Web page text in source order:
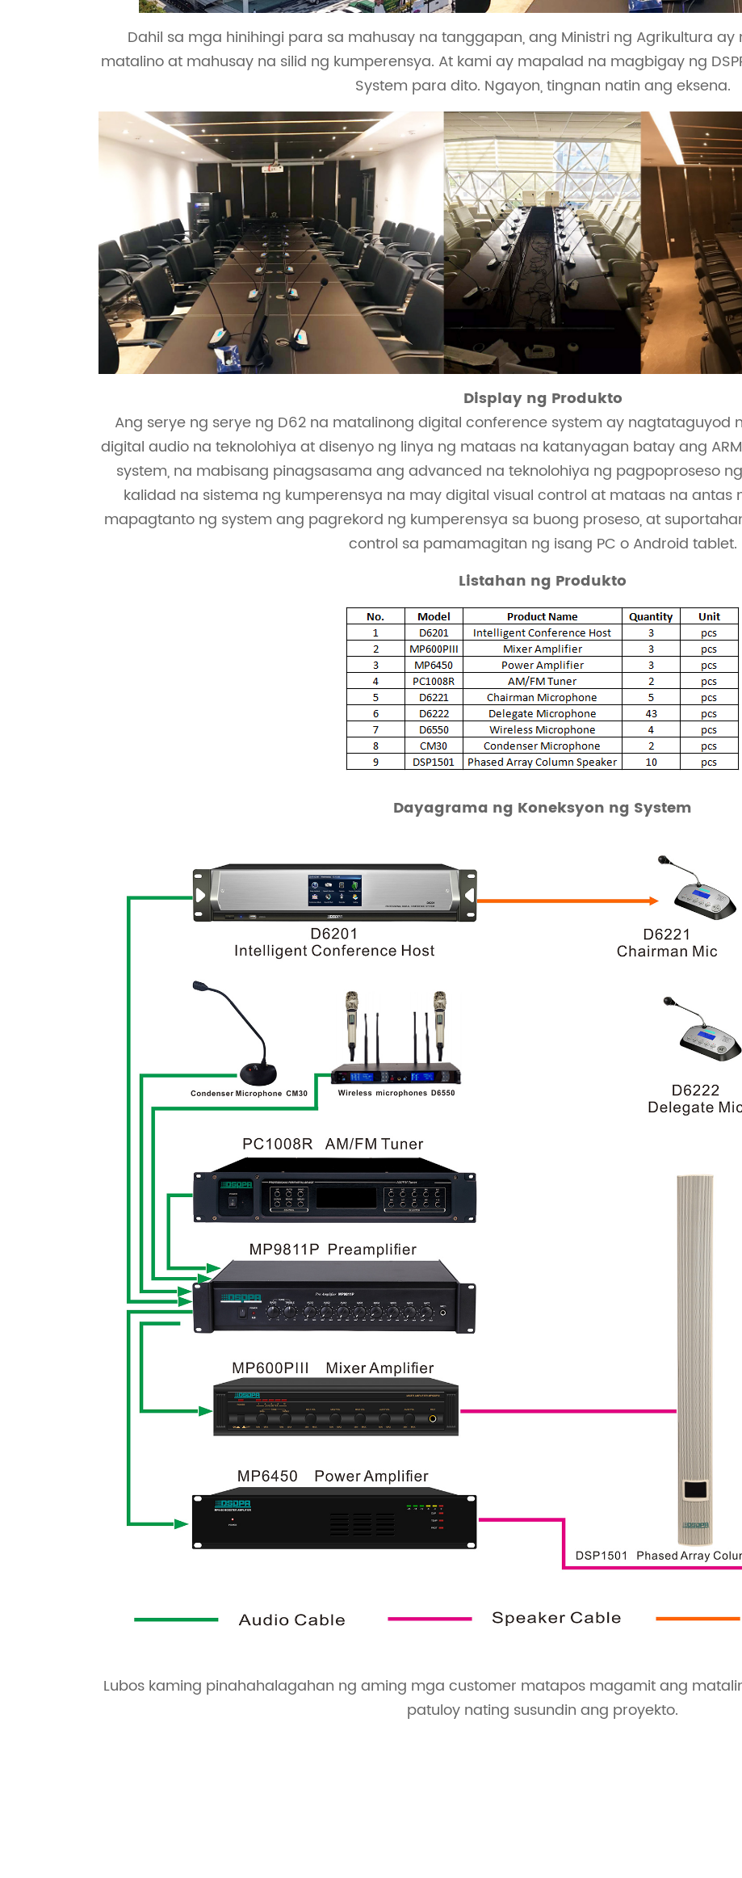
Dahil sa mga hinihingi para sa mahusay na tanggapan, ang Ministri ng Agrikultura
matalino at mahusay na silid ng kumperensya. At kami ay mapalad na magbigay ng
System para dito. Ngayon, tingnan natin ang eksena.
Display ng Produkto
Ang serye ng serye ng D62 na matalinong digital conference system ay nagtataguyod
digital audio na teknolohiya at disenyo ng linya ng mataas na katanyagan batay ang
system, na mabisang pinagsasama ang advanced na teknolohiya ng pagpoproseso
kalidad na sistema ng kumperensya na may digital visual control at mataas na antas
mapagtanto ng system ang pagrekord ng kumperensya sa buong proseso, at
control sa pamamagitan ng isang PC o Android tablet.
Listahan ng Produkto
Dayagrama ng Koneksyon ng System
Lubos kaming pinahahalagahan ng aming mga customer matapos magamit ang
patuloy nating susundin ang proyekto.